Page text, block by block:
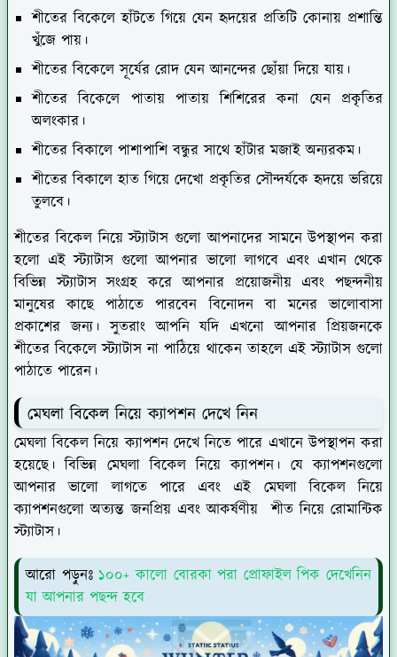
শীতের বিকেলে হাঁটতে গিয়ে যেন হৃদয়ের প্রতিটি কোনায় প্রশান্তি
খুঁজে পায়।
শীতের বিকেলে সূর্যের রোদ যেন আনন্দের ছোঁয়া দিয়ে যায়।
শীতের বিকেলে পাতায় পাতায় শিশিরের কনা যেন প্রকৃতির
অলংকার।
শীতের বিকালে পাশাপাশি বন্ধুর সাথে হাঁটার মজাই অন্যরকম।
শীতের বিকালে হাত গিয়ে দেখো প্রকৃতির সৌন্দর্যকে হৃদয়ে ভরিয়ে
তুলবে।
শীতের বিকেল নিয়ে স্ট্যাটাস গুলো আপনাদের সামনে উপস্থাপন করা
হলো এই স্ট্যাটাস গুলো আপনার ভালো লাগবে এবং এখান থেকে
বিভিন্ন স্ট্যাটাস সংগ্রহ করে আপনার প্রয়োজনীয় এবং পছন্দনীয়
মানুষের কাছে পাঠাতে পারবেন বিনোদন বা মনের ভালোবাসা
প্রকাশের জন্য। সুতরাং আপনি যদি এখনো আপনার প্রিয়জনকে
শীতের বিকেলে স্ট্যাটাস না পাঠিয়ে থাকেন তাহলে এই স্ট্যাটাস গুলো
পাঠাতে পারেন।
মেঘলা বিকেল নিয়ে ক্যাপশন দেখে নিন
মেঘলা বিকেল নিয়ে ক্যাপশন দেখে নিতে পারে এখানে উপস্থাপন করা
হয়েছে। বিভিন্ন মেঘলা বিকেল নিয়ে ক্যাপশন। যে ক্যাপশনগুলো
আপনার ভালো লাগতে পারে এবং এই মেঘলা বিকেল নিয়ে
ক্যাপশনগুলো অত্যন্ত জনপ্রিয় এবং আকর্ষণীয় শীত নিয়ে রোমান্টিক
স্ট্যাটাস।
আরো পড়ুনঃ১০০+ কালো বোরকা পরা প্রোফাইল পিক দেখেনিন
যা আপনার পছন্দ হবে